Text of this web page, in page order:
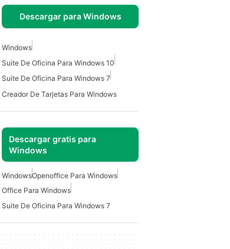
Descargar para Windows
Windows
Suite De Oficina Para Windows 10
Suite De Oficina Para Windows 7
Creador De Tarjetas Para Windows
Descargar gratis para
Windows
WindowsOpenoffice Para Windows
Office Para Windows
Suite De Oficina Para Windows 7